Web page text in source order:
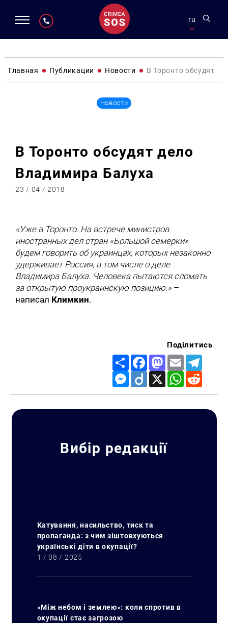
ru
Главная Публикации Новости В Торонто обсудят
Новости
В Торонто обсудят дело
Владимира Балуха
23 / 04 / 2018
«Уже в Торонто. На встрече министров
иностранных дел стран «Большой семерки»
будем говорить об украинцах, которых незаконно
удерживает Россия, в том числе о деле
Владимира Балуха. Человека пытаются сломать
за открытую проукраинскую позицию.» –
написал Климкин.
Поділитись
Share FacebookMastodon
Email
Messenger
Diigo X WhatsApp
Вибір редакції
Катування, насильство, тиск та
пропаганда: з чим зіштовхуються
українські діти в окупації?
1 / 08 / 2025
«Між небом і землею»: коли спротив в
окупації стає загрозою